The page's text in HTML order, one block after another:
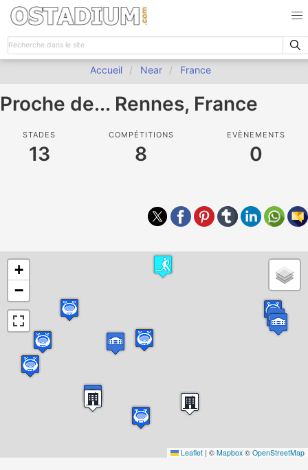
Accueil Near France
Proche de... Rennes, France
STADES
13
COMPÉTITIONS
8
EVÈNEMENTS
0
+
−
Leaflet | © Mapbox © OpenStreetMap